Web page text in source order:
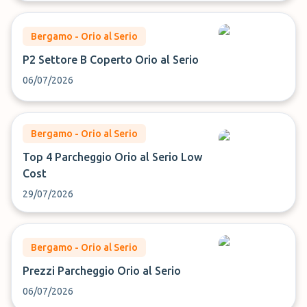
Bergamo - Orio al Serio
P2 Settore B Coperto Orio al Serio
06/07/2026
Bergamo - Orio al Serio
Top 4 Parcheggio Orio al Serio Low
Cost
29/07/2026
Bergamo - Orio al Serio
Prezzi Parcheggio Orio al Serio
06/07/2026